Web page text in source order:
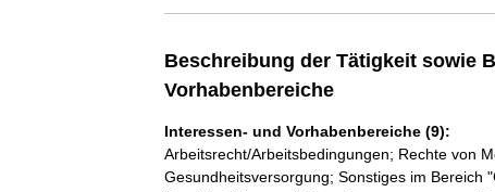
Beschreibung der Tätigkeit sowie
Vorhabenbereiche
Interessen- und Vorhabenbereiche (9):
Arbeitsrecht/Arbeitsbedingungen; Rechte von
Gesundheitsversorgung; Sonstiges im Bereich